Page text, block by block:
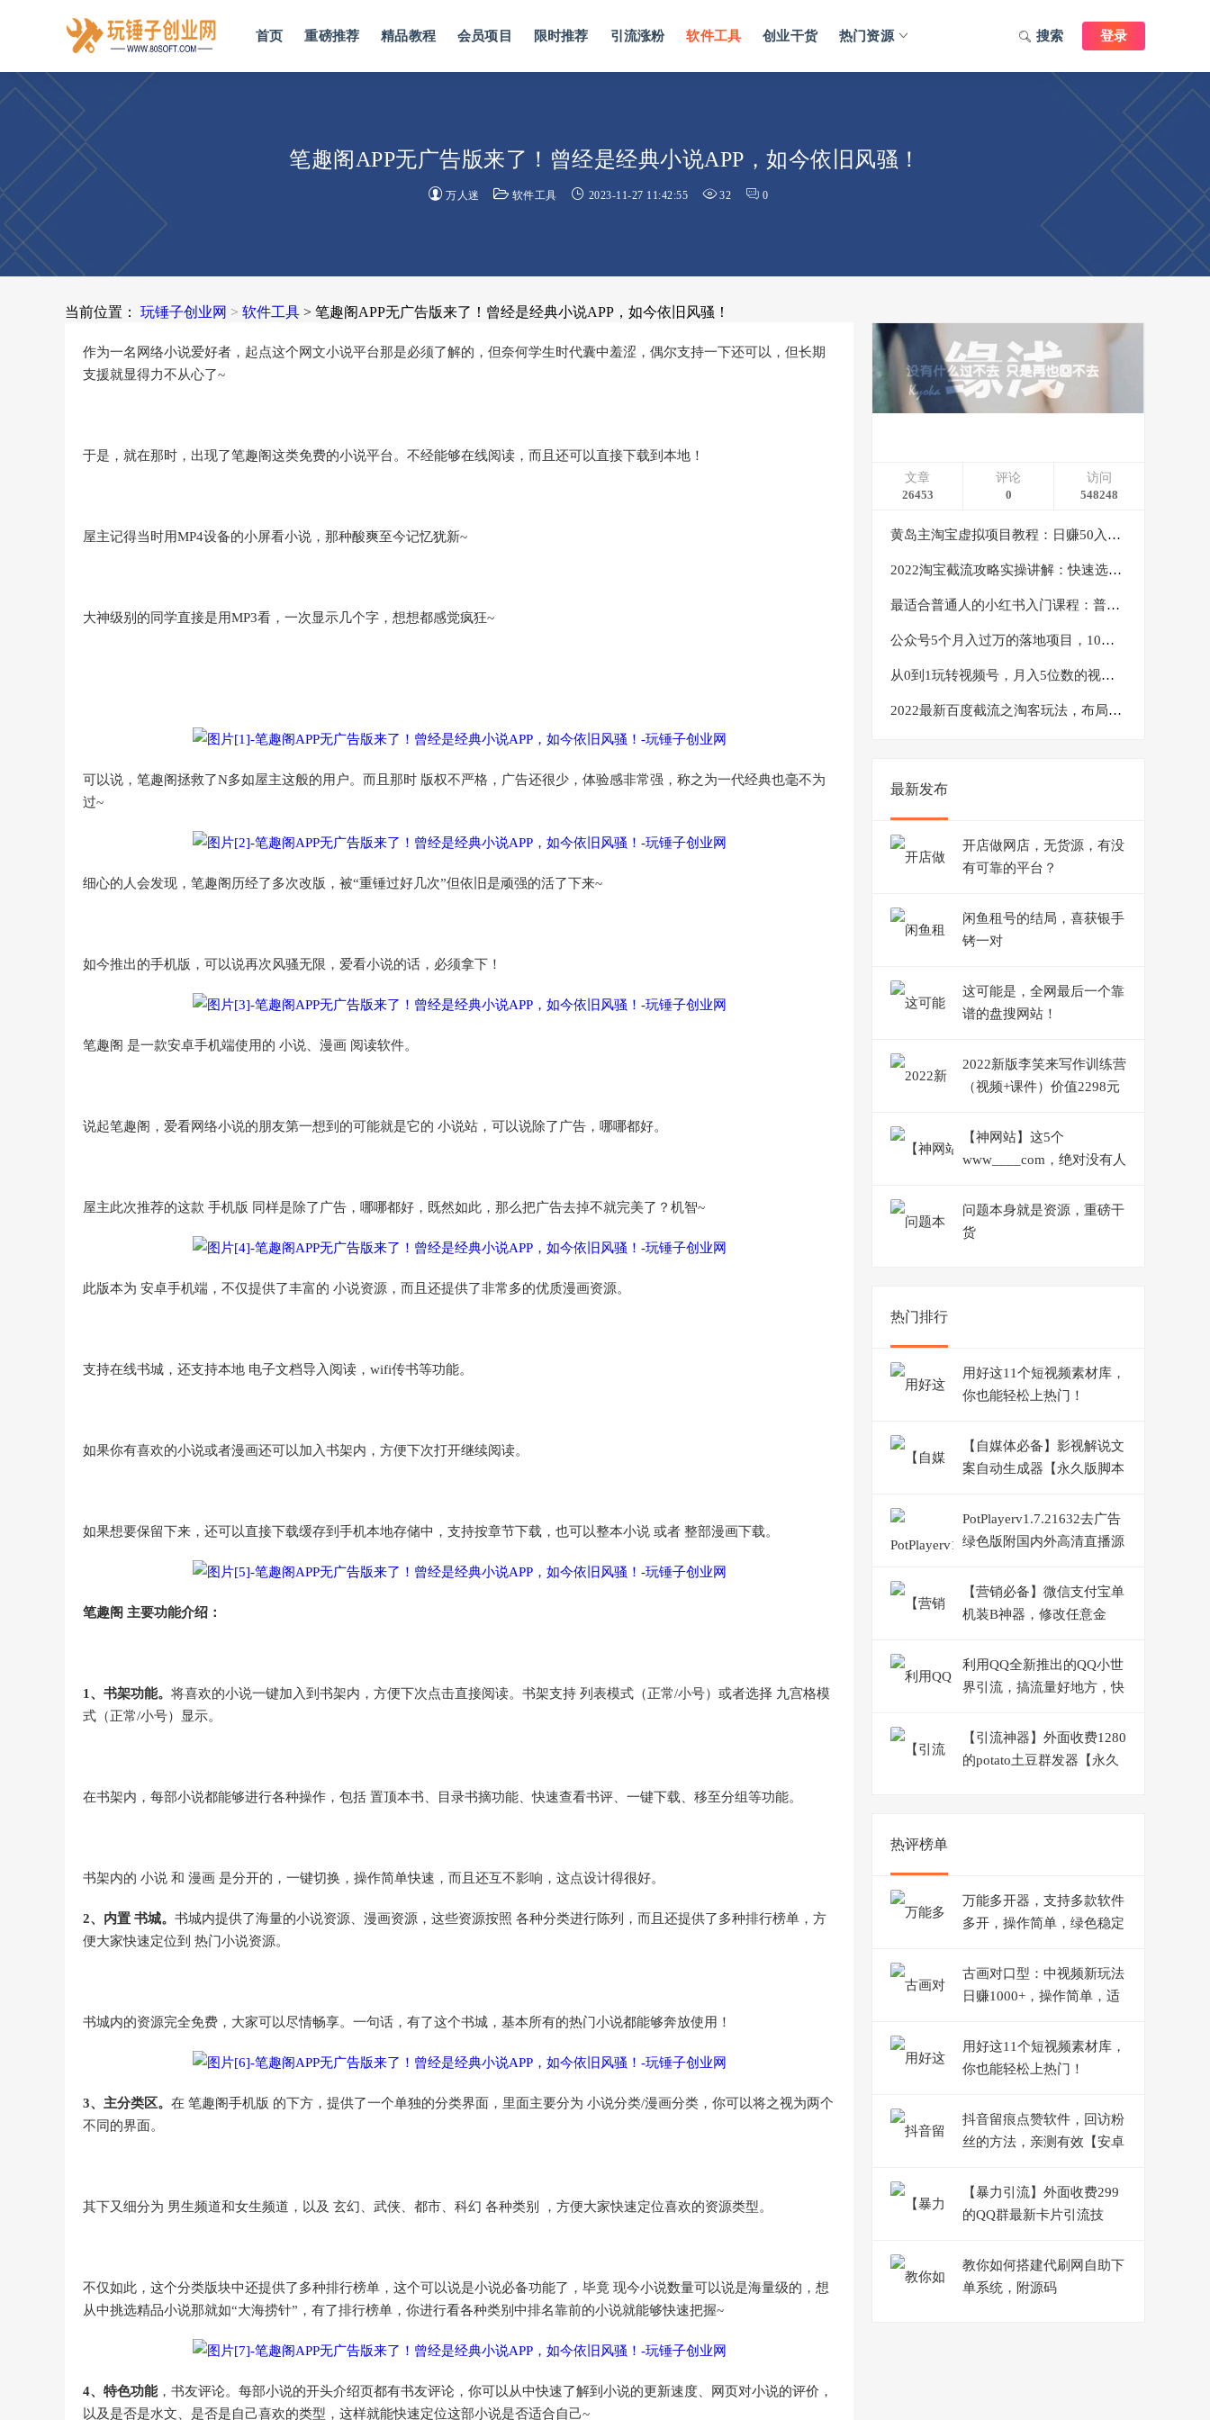
首页 重磅推荐 精品教程 会员项目 限时推荐 引流涨粉 软件工具 创业干货 热门资源 登录
搜索
笔趣阁APP无广告版来了！曾经是经典小说APP，如今依旧风骚！
万人迷 软件工具 2023-11-27 11:42:55 32 0
当前位置： 玩锤子创业网 > 软件工具 > 笔趣阁APP无广告版来了！曾经是经典小说APP，如今依旧风骚！
作为一名网络小说爱好者，起点这个网文小说平台那是必须了解的，但奈何学生时代囊中羞涩，偶尔支持一下还可以，但长期
支援就显得力不从心了~
于是，就在那时，出现了笔趣阁这类免费的小说平台。不经能够在线阅读，而且还可以直接下载到本地！
屋主记得当时用MP4设备的小屏看小说，那种酸爽至今记忆犹新~
大神级别的同学直接是用MP3看，一次显示几个字，想想都感觉疯狂~
可以说，笔趣阁拯救了N多如屋主这般的用户。而且那时 版权不严格，广告还很少，体验感非常强，称之为一代经典也毫不为
过~
细心的人会发现，笔趣阁历经了多次改版，被“重锤过好几次”但依旧是顽强的活了下来~
如今推出的手机版，可以说再次风骚无限，爱看小说的话，必须拿下！
笔趣阁 是一款安卓手机端使用的 小说、漫画 阅读软件。
说起笔趣阁，爱看网络小说的朋友第一想到的可能就是它的 小说站，可以说除了广告，哪哪都好。
屋主此次推荐的这款 手机版 同样是除了广告，哪哪都好，既然如此，那么把广告去掉不就完美了？机智~
此版本为 安卓手机端，不仅提供了丰富的 小说资源，而且还提供了非常多的优质漫画资源。
支持在线书城，还支持本地 电子文档导入阅读，wifi传书等功能。
如果你有喜欢的小说或者漫画还可以加入书架内，方便下次打开继续阅读。
如果想要保留下来，还可以直接下载缓存到手机本地存储中，支持按章节下载，也可以整本小说 或者 整部漫画下载。
笔趣阁 主要功能介绍：
1、书架功能。 将喜欢的小说一键加入到书架内，方便下次点击直接阅读。书架支持 列表模式（正常/小号）或者选择 九宫格模
式（正常/小号）显示。
在书架内，每部小说都能够进行各种操作，包括 置顶本书、目录书摘功能、快速查看书评、一键下载、移至分组等功能。
书架内的 小说 和 漫画 是分开的，一键切换，操作简单快速，而且还互不影响，这点设计得很好。
2、内置 书城。 书城内提供了海量的小说资源、漫画资源，这些资源按照 各种分类进行陈列，而且还提供了多种排行榜单，方
便大家快速定位到 热门小说资源。
书城内的资源完全免费，大家可以尽情畅享。一句话，有了这个书城，基本所有的热门小说都能够奔放使用！
3、主分类区。 在 笔趣阁手机版 的下方，提供了一个单独的分类界面，里面主要分为 小说分类/漫画分类，你可以将之视为两个
不同的界面。
其下又细分为 男生频道和女生频道，以及 玄幻、武侠、都市、科幻 各种类别 ，方便大家快速定位喜欢的资源类型。
不仅如此，这个分类版块中还提供了多种排行榜单，这个可以说是小说必备功能了，毕竟 现今小说数量可以说是海量级的，想
从中挑选精品小说那就如“大海捞针”，有了排行榜单，你进行看各种类别中排名靠前的小说就能够快速把握~
4、特色功能，书友评论。每部小说的开头介绍页都有书友评论，你可以从中快速了解到小说的更新速度、网页对小说的评价，
以及是否是水文、是否是自己喜欢的类型，这样就能快速定位这部小说是否适合自己~
文章
26453
评论
0
访问
548248
黄岛主淘宝虚拟项目教程：日赚50入门基础班（两节课附配套资料）
2022淘宝截流攻略实操讲解：快速选品+直接复制+快速起店
最适合普通人的小红书入门课程：普通人如何通过做小红书年入50万
公众号5个月入过万的落地项目，10大获客渠道，实测涨粉21万
从0到1玩转视频号，月入5位数的视频号搬运项目，定位+选品+制作+变现全流程
2022最新百度截流之淘客玩法，布局流量一单利润可达300+【视频课程】
最新发布
开店做网店，无货源，有没
有可靠的平台？
闲鱼租号的结局，喜获银手
铐一对
这可能是，全网最后一个靠
谱的盘搜网站！
2022新版李笑来写作训练营
（视频+课件）价值2298元
【神网站】这5个
www____com，绝对没有人
问题本身就是资源，重磅干
货
热门排行
用好这11个短视频素材库，
你也能轻松上热门！
【自媒体必备】影视解说文
案自动生成器【永久版脚本
PotPlayerv1.7.21632去广告
绿色版附国内外高清直播源
【营销必备】微信支付宝单
机装B神器，修改任意金
利用QQ全新推出的QQ小世
界引流，搞流量好地方，快
【引流神器】外面收费1280
的potato土豆群发器【永久
热评榜单
万能多开器，支持多款软件
多开，操作简单，绿色稳定
古画对口型：中视频新玩法
日赚1000+，操作简单，适
用好这11个短视频素材库，
你也能轻松上热门！
抖音留痕点赞软件，回访粉
丝的方法，亲测有效【安卓
【暴力引流】外面收费299
的QQ群最新卡片引流技
+详细教程】
教你如何搭建代刷网自助下
单系统，附源码